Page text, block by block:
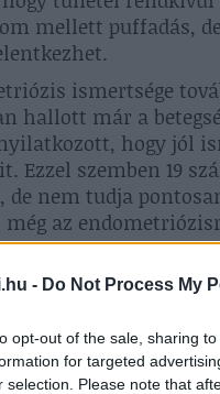
- Do Not Process My
opt-out of the sale, sharing
for targeted
selection. Please note that
mellett puffadás,
ismertsége
hallott már a
hogy jól
Ezzel szemben 19
de nem tudja
az
és a
az erős
látható
romolhat,
is okozhat” –